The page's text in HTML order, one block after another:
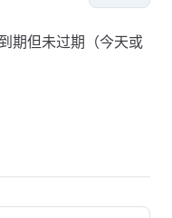
期但未过期（今天或